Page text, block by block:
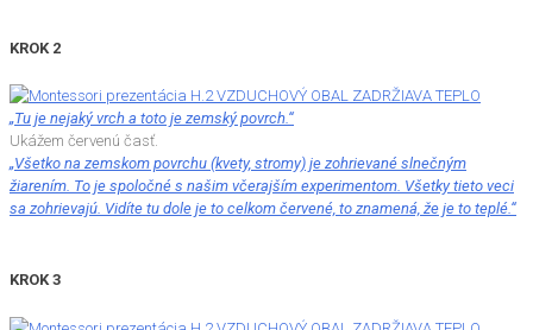
KROK 2
„Tu je nejaký vrch a toto je zemský povrch.“
Ukážem červenú časť.
„Všetko na zemskom povrchu (kvety, stromy) je zohrievané slnečným
žiarením. To je spoločné s našim včerajším experimentom. Všetky tieto veci
sa zohrievajú. Vidíte tu dole je to celkom červené, to znamená, že je to teplé.“
KROK 3